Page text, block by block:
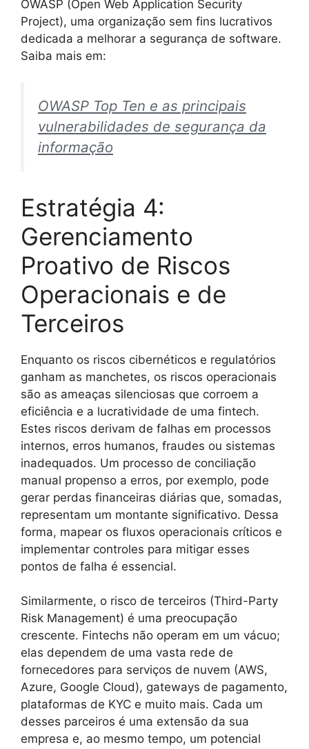
OWASP (Open Web Application Security
Project), uma organização sem fins lucrativos
dedicada a melhorar a segurança de software.
Saiba mais em:
OWASP Top Ten e as principais
vulnerabilidades de segurança da
informação
Estratégia 4:
Gerenciamento
Proativo de Riscos
Operacionais e de
Terceiros
Enquanto os riscos cibernéticos e regulatórios
ganham as manchetes, os riscos operacionais
são as ameaças silenciosas que corroem a
eficiência e a lucratividade de uma fintech.
Estes riscos derivam de falhas em processos
internos, erros humanos, fraudes ou sistemas
inadequados. Um processo de conciliação
manual propenso a erros, por exemplo, pode
gerar perdas financeiras diárias que, somadas,
representam um montante significativo. Dessa
forma, mapear os fluxos operacionais críticos e
implementar controles para mitigar esses
pontos de falha é essencial.
Similarmente, o risco de terceiros (Third-Party
Risk Management) é uma preocupação
crescente. Fintechs não operam em um vácuo;
elas dependem de uma vasta rede de
fornecedores para serviços de nuvem (AWS,
Azure, Google Cloud), gateways de pagamento,
plataformas de KYC e muito mais. Cada um
desses parceiros é uma extensão da sua
empresa e, ao mesmo tempo, um potencial